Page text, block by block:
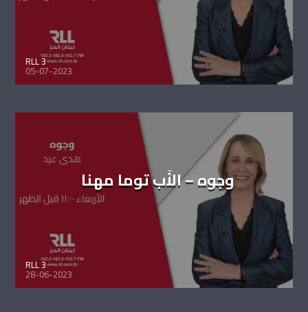
RLL 3
05-07-2023
وجوه – الأَب توما مهنا
RLL 3
28-06-2023